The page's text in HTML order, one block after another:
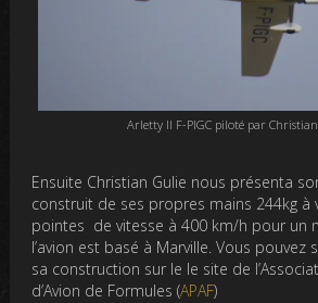
Arletty II F-PIGC piloté par
Ensuite Christian Gulie nous présenta
construit de ses propres mains 244kg à
pointes de vitesse à 400 km/h pour un
l’avion est basé à Marville. Vous pouvez
sa construction sur le le site de
d’Avion de Formules (APAF)